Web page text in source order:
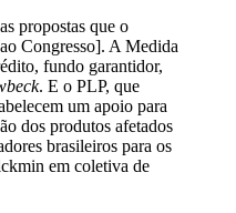
propostas que o
Congresso]. A Medida
fundo garantidor,
. E o PLP, que
um apoio para
dos produtos afetados
brasileiros para os
em coletiva de